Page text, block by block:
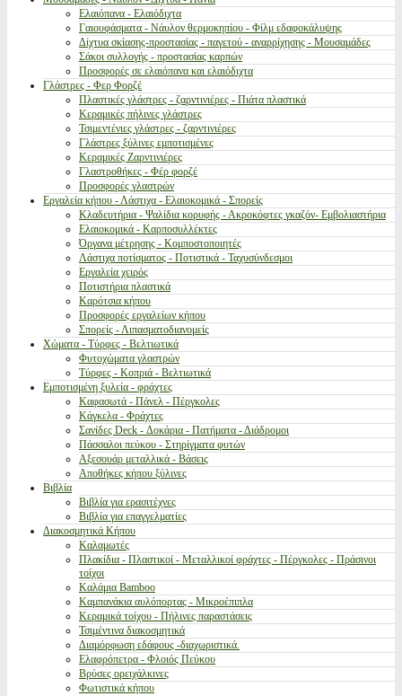
Ελαιόπανα - Ελαιόδιχτα
Γαιουφάσματα - Νάυλον θερμοκηπίου - Φίλμ εδαφοκάλυψης
Δίχτυα σκίασης-προστασίας - παγετού - αναρρίχησης - Μουσαμάδες
Σάκοι συλλογής - προστασίας καρπών
Προσφορές σε ελαιόπανα και ελαιόδιχτα
Γλάστρες - Φερ Φορζέ
Πλαστικές γλάστρες - ζαρντινιέρες - Πιάτα πλαστικά
Κεραμικές πήλινες γλάστρες
Τσιμεντένιες γλάστρες - ζαρντινιέρες
Γλάστρες ξύλινες εμποτισμένες
Κεραμικές Ζαρντινιέρες
Γλαστροθήκες - Φέρ φορζέ
Προσφορές γλαστρών
Εργαλεία κήπου - Λάστιχα - Ελαιοκομικά - Σπορείς
Κλαδευτήρια - Ψαλίδια κορυφής - Ακροκόφτες γκαζόν- Εμβολιαστήρια
Ελαιοκομικά - Καρποσυλλέκτες
Όργανα μέτρησης - Κομποστοποιητές
Λάστιχα ποτίσματος - Ποτιστικά - Ταχυσύνδεσμοι
Εργαλεία χειρός
Ποτιστήρια πλαστικά
Καρότσια κήπου
Προσφορές εργαλείων κήπου
Σπορείς - Λιπασματοδιανομείς
Χώματα - Τύρφες - Βελτιωτικά
Φυτοχώματα γλαστρών
Τύρφες - Κοπριά - Βελτιωτικά
Εμποτισμένη ξυλεία - φράχτες
Καφασωτά - Πάνελ - Πέργκολες
Κάγκελα - Φράχτες
Σανίδες Deck - Δοκάρια - Πατήματα - Διάδρομοι
Πάσσαλοι πεύκου - Στηρίγματα φυτών
Αξεσουάρ μεταλλικά - Βάσεις
Αποθήκες κήπου ξύλινες
Βιβλία
Βιβλία για ερασιτέχνες
Βιβλία για επαγγελματίες
Διακοσμητικά Κήπου
Καλαμωτές
Πλακίδια - Πλαστικοί - Μεταλλικοί φράχτες - Πέργκολες - Πράσινοι
τοίχοι
Καλάμια Bamboo
Καμπανάκια αυλόπορτας - Μικροέπιπλα
Κεραμικά τοίχου - Πήλινες παραστάσεις
Τσιμέντινα διακοσμητικά
Διαμόρφωση εδάφους -διαχωριστικά.
Ελαφρόπετρα - Φλοιός Πεύκου
Βρύσες ορειχάλκινες
Φωτιστικά κήπου